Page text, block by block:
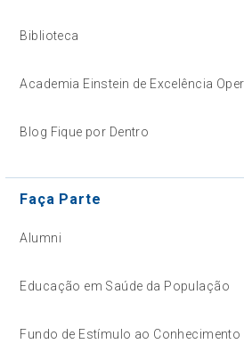
Biblioteca
Academia Einstein de Excelência
Blog Fique por Dentro
Faça Parte
Alumni
Educação em Saúde da População
Fundo de Estímulo ao Conhecimento